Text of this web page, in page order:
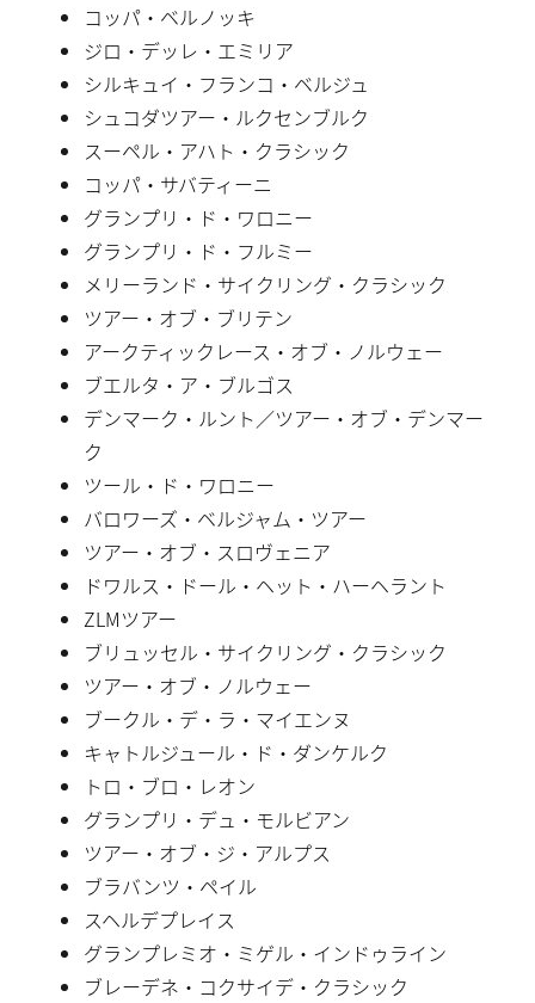
コッパ・ベルノッキ
ジロ・デッレ・エミリア
シルキュイ・フランコ・ベルジュ
シュコダツアー・ルクセンブルク
スーペル・アハト・クラシック
コッパ・サバティーニ
グランプリ・ド・ワロニー
グランプリ・ド・フルミー
メリーランド・サイクリング・クラシック
ツアー・オブ・ブリテン
アークティックレース・オブ・ノルウェー
ブエルタ・ア・ブルゴス
デンマーク・ルント／ツアー・オブ・デンマー
ク
ツール・ド・ワロニー
バロワーズ・ベルジャム・ツアー
ツアー・オブ・スロヴェニア
ドワルス・ドール・ヘット・ハーヘラント
ZLMツアー
ブリュッセル・サイクリング・クラシック
ツアー・オブ・ノルウェー
ブークル・デ・ラ・マイエンヌ
キャトルジュール・ド・ダンケルク
トロ・ブロ・レオン
グランプリ・デュ・モルビアン
ツアー・オブ・ジ・アルプス
ブラバンツ・ペイル
スヘルデプレイス
グランプレミオ・ミゲル・インドゥライン
ブレーデネ・コクサイデ・クラシック